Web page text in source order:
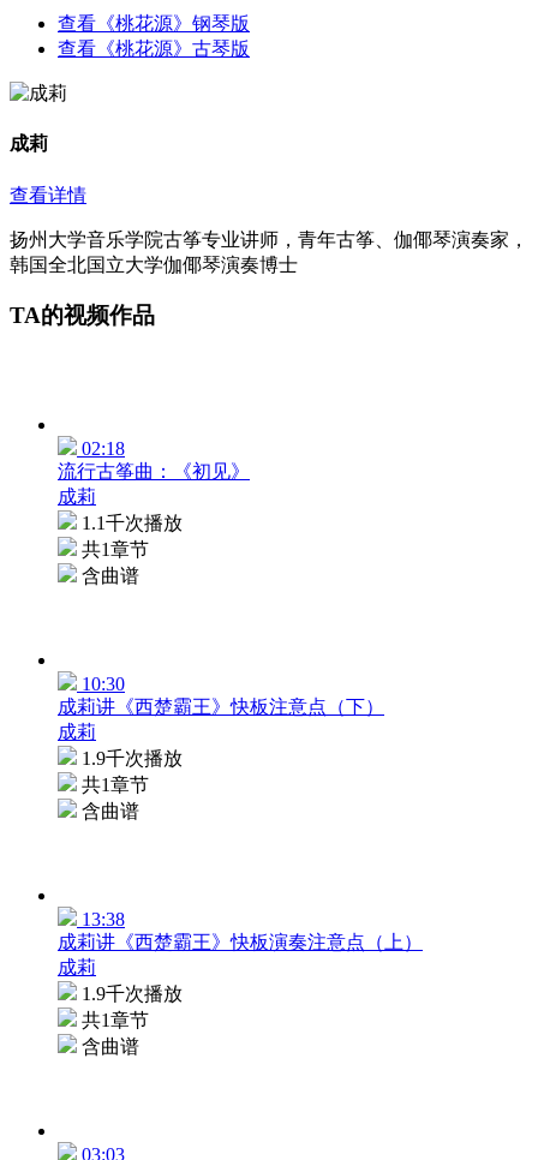
查看《桃花源》钢琴版
查看《桃花源》古琴版
成莉
查看详情
扬州大学音乐学院古筝专业讲师，青年古筝、伽倻琴演奏家，
韩国全北国立大学伽倻琴演奏博士
TA的视频作品
02:18
流行古筝曲：《初见》
成莉
1.1千次播放
共1章节
含曲谱
10:30
成莉讲《西楚霸王》快板注意点（下）
成莉
1.9千次播放
共1章节
含曲谱
13:38
成莉讲《西楚霸王》快板演奏注意点（上）
成莉
1.9千次播放
共1章节
含曲谱
03:03